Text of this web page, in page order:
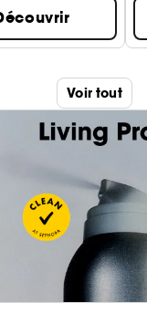
Voir tout